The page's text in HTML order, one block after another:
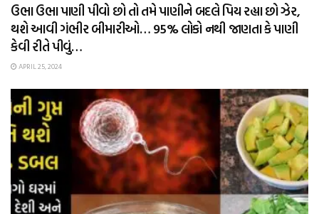
ઉભા ઉભા પાણી પીવો છો તો તમે પાણીને બદલે પિય રહ્યા છો ઝેર,
થશે આવી ગંભીર બીમારીઓ… 95% લોકો નથી જાણતા કે પાણી
કેવી રીતે પીવું…
APRIL 25, 2024